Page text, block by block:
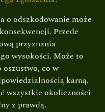
o odszkodowanie może
Przede
przyznania
wysokości. Może to
co w
karną.
wszystkie okoliczności
z prawdą.